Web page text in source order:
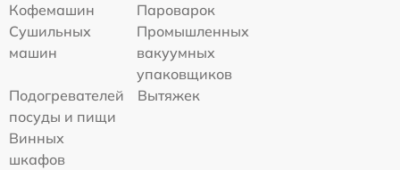
Кофемашин
Пароварок
Сушильных
машин
Промышленных
вакуумных
упаковщиков
Подогревателей
посуды и пищи
Вытяжек
Винных
шкафов